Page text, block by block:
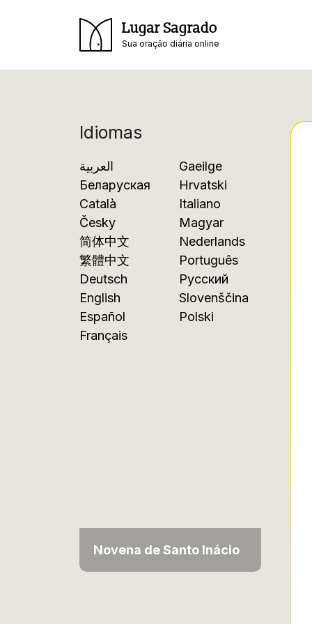
Lugar Sagrado
Sua oração diária online
Idiomas
العربية
Беларуская
Català
Česky
简体中文
繁體中文
Deutsch
English
Español
Français
Gaeilge
Hrvatski
Italiano
Magyar
Nederlands
Português
Русский
Slovenščina
Polski
Novena de Santo Inácio